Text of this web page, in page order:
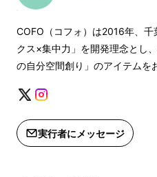
※ご注文状況・使用部材の供
が遅れる場合があります。
※皆様の応援購入により量産
上した場合、正規販売価格が
価格より下がる可能性もござ
の注意事項に同意したものと
す。
COFO（コフォ）は2016年、
クス×集中力」を開発理念とし
の自分空間創り」のアイテムを
実行者にメッセージ